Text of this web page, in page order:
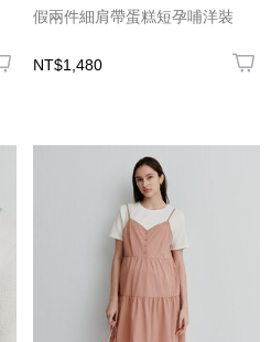
假兩件細肩帶蛋糕短孕哺洋裝
NT$1,480